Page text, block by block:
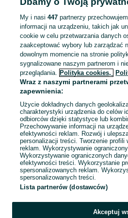
Strona główna Motoryzacja Części
KATEGORIA
ID:1061796480
Zadzwoń / SMS
My i nasi447 partnerzy
informacji na urządzeniu, takich jak
cookie w celu przetwarzania danych
zaakceptować wybory lub zarządzać
dowolnym momencie na stronie
sygnalizowane naszym partnerom i
przeglądania. Polityka cookies,
Wraz z naszymi partnerami
zapewnienia:
Użycie dokładnych danych
charakterystyki urządzenia do celów
odbiorców dzięki statystyce lub
Przechowywanie informacji na
efektywności reklam. Rozwój i
personalizacji treści. Tworzenie profili
reklam. Wykorzystywanie
Wykorzystywanie ograniczonych
efektywności treści. Wykorzystanie
spersonalizowanych reklam.
spersonalizowanych treści.
Lista partnerów (dostawców)
Akceptuj